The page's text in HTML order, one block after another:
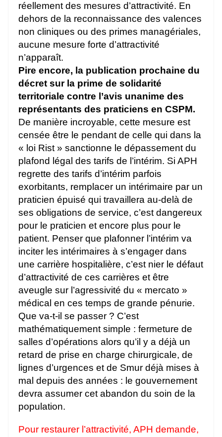
réellement des mesures d’attractivité. En
dehors de la reconnaissance des valences
non cliniques ou des primes managériales,
aucune mesure forte d’attractivité
n’apparaît.
Pire encore, la publication prochaine du
décret sur la prime de solidarité
territoriale contre l’avis unanime des
représentants des praticiens en CSPM.
De manière incroyable, cette mesure est
censée être le pendant de celle qui dans la
« loi Rist » sanctionne le dépassement du
plafond légal des tarifs de l’intérim. Si APH
regrette des tarifs d’intérim parfois
exorbitants, remplacer un intérimaire par un
praticien épuisé qui travaillera au-delà de
ses obligations de service, c’est dangereux
pour le praticien et encore plus pour le
patient. Penser que plafonner l’intérim va
inciter les intérimaires à s’engager dans
une carrière hospitalière, c’est nier le défaut
d’attractivité de ces carrières et être
aveugle sur l’agressivité du « mercato »
médical en ces temps de grande pénurie.
Que va-t-il se passer ? C’est
mathématiquement simple : fermeture de
salles d’opérations alors qu’il y a déjà un
retard de prise en charge chirurgicale, de
lignes d’urgences et de Smur déjà mises à
mal depuis des années : le gouvernement
devra assumer cet abandon du soin de la
population.
Pour restaurer l’attractivité, APH demande,